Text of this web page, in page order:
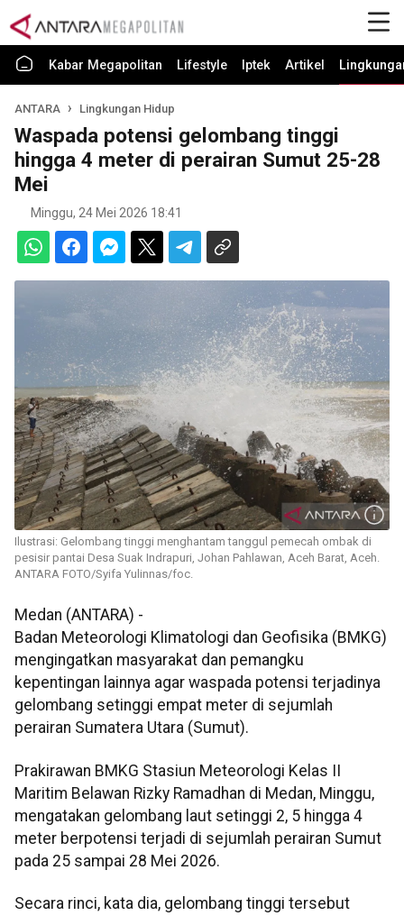
Kabar Megapolitan Lifestyle Iptek Artikel
ANTARA Lingkungan Hidup
Waspada potensi gelombang tinggi
hingga 4 meter di perairan Sumut 25-28
Mei
Minggu, 24 Mei 2026 18:41
Ilustrasi: Gelombang tinggi menghantam tanggul pemecah ombak di
pesisir pantai Desa Suak Indrapuri, Johan Pahlawan, Aceh Barat, Aceh.
ANTARA FOTO/Syifa Yulinnas/foc.
Medan (ANTARA) -
Badan Meteorologi Klimatologi dan Geofisika (BMKG)
mengingatkan masyarakat dan pemangku
kepentingan lainnya agar waspada potensi terjadinya
gelombang setinggi empat meter di sejumlah
perairan Sumatera Utara (Sumut).
Prakirawan BMKG Stasiun Meteorologi Kelas II
Maritim Belawan Rizky Ramadhan di Medan, Minggu,
mengatakan gelombang laut setinggi 2, 5 hingga 4
meter berpotensi terjadi di sejumlah perairan Sumut
pada 25 sampai 28 Mei 2026.
Secara rinci, kata dia, gelombang tinggi tersebut